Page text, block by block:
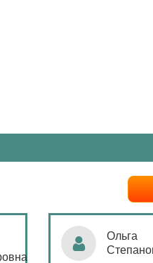
Ольга
Степанова